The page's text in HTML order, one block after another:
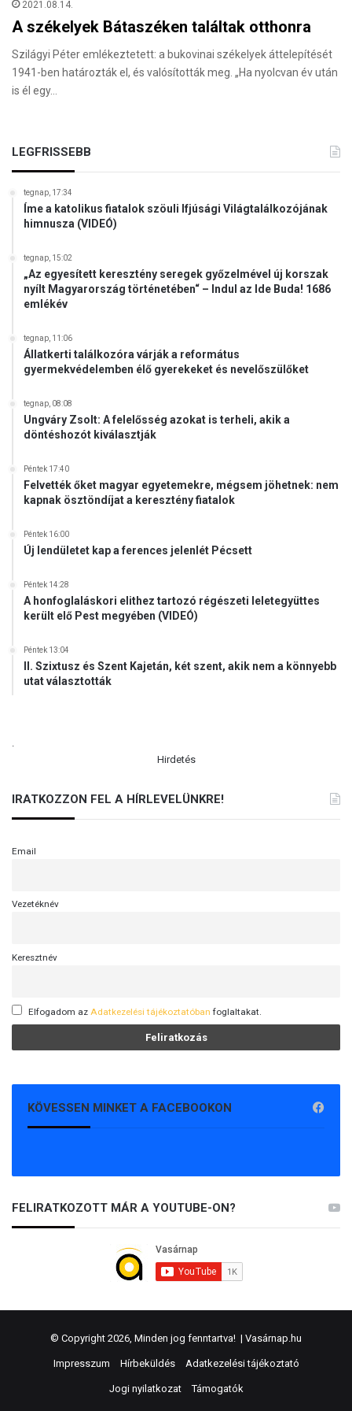
2021.08.14.
A székelyek Bátaszéken találtak otthonra
Szilágyi Péter emlékeztetett: a bukovinai székelyek áttelepítését
1941-ben határozták el, és valósították meg. „Ha nyolcvan év után
is él egy…
LEGFRISSEBB
tegnap, 17:34
Íme a katolikus fiatalok szöuli Ifjúsági Világtalálkozójának
himnusza (VIDEÓ)
tegnap, 15:02
„Az egyesített keresztény seregek győzelmével új korszak
nyílt Magyarország történetében“ – Indul az Ide Buda! 1686
emlékév
tegnap, 11:06
Állatkerti találkozóra várják a református
gyermekvédelemben élő gyerekeket és nevelőszülőket
tegnap, 08:08
Ungváry Zsolt: A felelősség azokat is terheli, akik a
döntéshozót kiválasztják
Péntek 17:40
Felvették őket magyar egyetemekre, mégsem jöhetnek: nem
kapnak ösztöndíjat a keresztény fiatalok
Péntek 16:00
Új lendületet kap a ferences jelenlét Pécsett
Péntek 14:28
A honfoglaláskori elithez tartozó régészeti leletegyüttes
került elő Pest megyében (VIDEÓ)
Péntek 13:04
II. Szixtusz és Szent Kajetán, két szent, akik nem a könnyebb
utat választották
Hirdetés
IRATKOZZON FEL A HÍRLEVELÜNKRE!
Email
Vezetéknév
Keresztnév
Elfogadom az Adatkezelési tájékoztatóban foglaltakat.
KÖVESSEN MINKET A FACEBOOKON
FELIRATKOZOTT MÁR A YOUTUBE-ON?
© Copyright 2026, Minden jog fenntartva! | Vasárnap.hu
Impresszum Hírbeküldés Adatkezelési tájékoztató
Jogi nyilatkozat Támogatók